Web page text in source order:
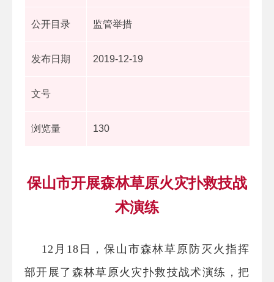
公开目录 监管举措
发布日期 2019-12-19
文号
浏览量 130
保山市开展森林草原火灾扑救技战
术演练
12 月 18 日，保山市森林草原防灭火指挥
部开展了森林草原火灾扑救技战术演练，把